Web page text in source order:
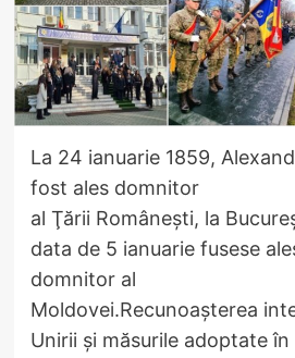
La 24 ianuarie 1859,
fost ales domnitor
al Ţării Româneşti, la
data de 5 ianuarie fusese
domnitor al
Moldovei.Recunoaşterea
Unirii şi măsurile adoptate în